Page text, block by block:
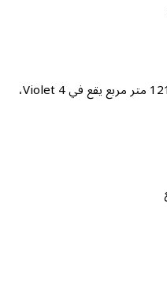
تقدم درفن العقارية للبيع مساحته 1214 متر مربع يقع في Violet 4،